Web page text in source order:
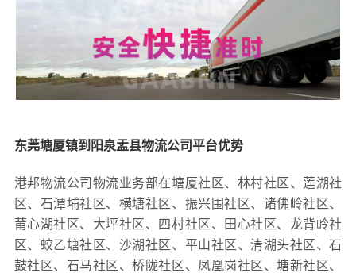
东莞塘厦镇到阳泉盂县物流公司平台优势
港邦物流公司物流业务部在塘厦社区、林村社区、莲湖社
区、石潭埔社区、横塘社区、振兴围社区、诸佛岭社区、
莆心湖社区、大坪社区、四村社区、田心社区、龙背岭社
区、蛟乙塘社区、沙湖社区、平山社区、清湖头社区、石
鼓社区、石马社区、桥陇社区、凤凰岗社区、塘新社区、